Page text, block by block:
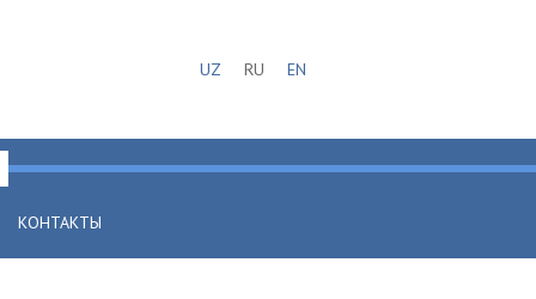
UZ RU EN
КОНТАКТЫ